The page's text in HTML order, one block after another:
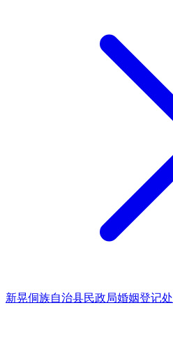
新晃侗族自治县民政局婚姻登记处